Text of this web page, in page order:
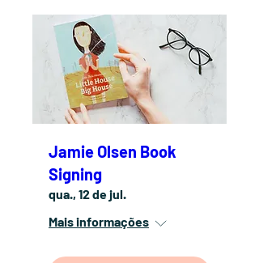
Jamie Olsen Book
Signing
qua., 12 de jul.
Mais informações